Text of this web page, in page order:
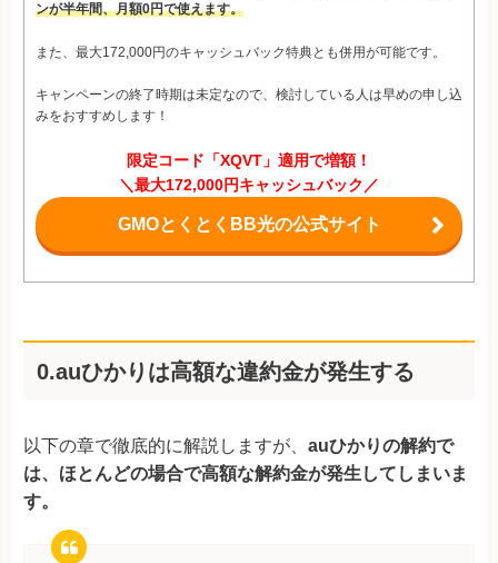
ンが半年間、月額0円で使えます。
また、最大172,000円のキャッシュバック特典とも併用が可能です。
キャンペーンの終了時期は未定なので、検討している人は早めの申し込
みをおすすめします！
限定コード「XQVT」適用で増額！
＼最大172,000円キャッシュバック／
GMOとくとくBB光の公式サイト
0.auひかりは高額な違約金が発生する
以下の章で徹底的に解説しますが、 auひかりの解約で
は、ほとんどの場合で高額な解約金が発生してしまいま
す。